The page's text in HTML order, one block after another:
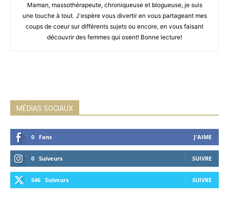
Maman, massothérapeute, chroniqueuse et blogueuse, je suis
une touche à tout. J'espère vous divertir en vous partageant mes
coups de coeur sur différents sujets ou encore, en vous faisant
découvrir des femmes qui osent! Bonne lecture!
MÉDIAS SOCIAUX
0 Fans J'AIME
0 Suiveurs SUIVRE
546 Suiveurs SUIVRE